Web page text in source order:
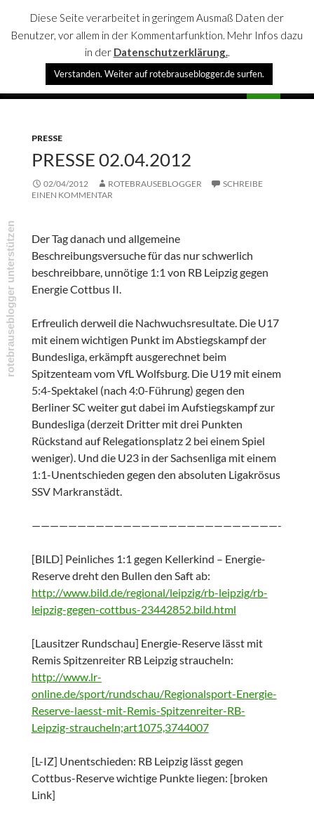
rotebrauseblogger
SPRINGE
PRESSE
PRESSE 02.04.2012
02/04/2012 ROTEBRAUSEBLOGGER
SCHREIBE
EINEN KOMMENTAR
Der Tag danach und allgemeine
Beschreibungsversuche für das nur schwerlich
beschreibbare, unnötige 1:1 von RB Leipzig gegen
Energie Cottbus II.
Erfreulich derweil die Nachwuchsresultate. Die U17
mit einem wichtigen Punkt im Abstiegskampf der
Bundesliga, erkämpft ausgerechnet beim
Spitzenteam vom VfL Wolfsburg. Die U19 mit einem
5:4-Spektakel (nach 4:0-Führung) gegen den
Berliner SC weiter gut dabei im Aufstiegskampf zur
Bundesliga (derzeit Dritter mit drei Punkten
Rückstand auf Relegationsplatz 2 bei einem Spiel
weniger). Und die U23 in der Sachsenliga mit einem
1:1-Unentschieden gegen den absoluten Ligakrösus
SSV Markranstädt.
———————————————————————————-
[BILD] Peinliches 1:1 gegen Kellerkind – Energie-
Reserve dreht den Bullen den Saft ab:
http://www.bild.de/regional/leipzig/rb-leipzig/rb-
leipzig-gegen-cottbus-23442852.bild.html
[Lausitzer Rundschau] Energie-Reserve lässt mit
Remis Spitzenreiter RB Leipzig straucheln:
http://www.lr-
online.de/sport/rundschau/Regionalsport-Energie-
Reserve-laesst-mit-Remis-Spitzenreiter-RB-
Leipzig-straucheln;art1075,3744007
[L-IZ] Unentschieden: RB Leipzig lässt gegen
Cottbus-Reserve wichtige Punkte liegen: [broken
Link]
Diese Seite verarbeitet in geringem Ausmaß Daten der
Benutzer, vor allem in der Kommentarfunktion. Mehr Infos dazu
in der Datenschutzerklärung..
Verstanden. Weiter auf rotebrauseblogger.de surfen.
rotebrauseblogger unterstützen